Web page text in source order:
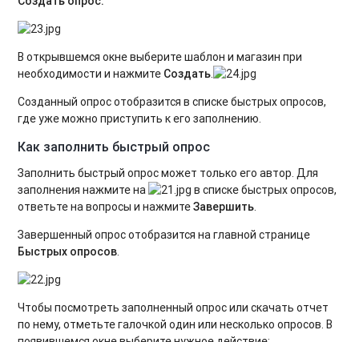
В открывшемся окне выберите шаблон и магазин при
необходимости и нажмите Создать.
Созданный опрос отобразится в списке быстрых опросов,
где уже можно приступить к его заполнению.
Как заполнить быстрый опрос
Заполнить быстрый опрос может только его автор. Для
заполнения нажмите на
в списке быстрых опросов,
ответьте на вопросы и нажмитеЗавершить.
Завершенный опрос отобразится на главной странице
Быстрых опросов.
Чтобы посмотреть заполненный опрос или скачать отчет
по нему, отметьте галочкой один или несколько опросов. В